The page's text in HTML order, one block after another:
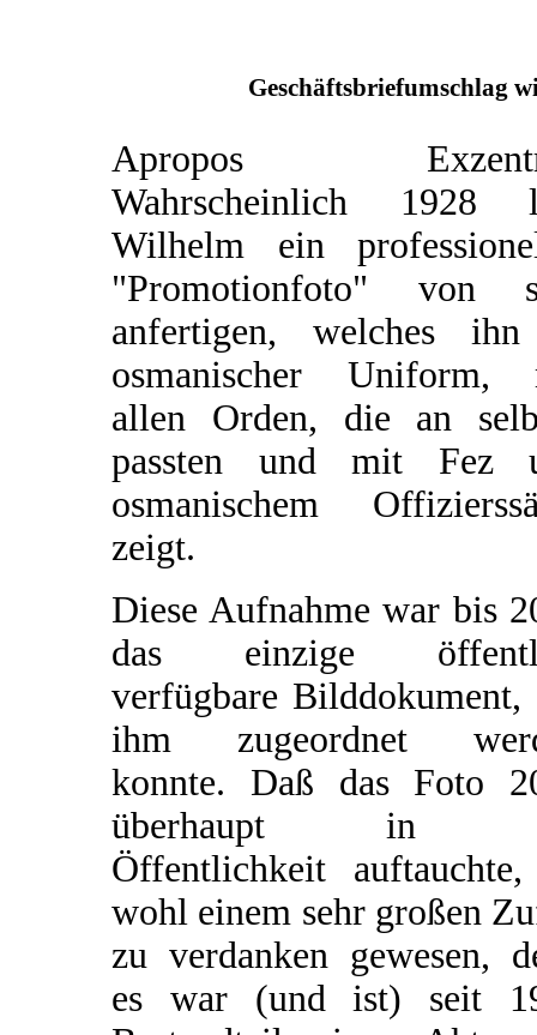
Geschäftsbriefumschlag
Apropos
Wahrscheinlich 1928
Wilhelm ein
"Promotionfoto" von
anfertigen, welches
osmanischer Uniform,
allen Orden, die an
passten und mit Fez
osmanischem
zeigt.
Diese Aufnahme war bis
das einzige
verfügbare Bilddokument,
ihm zugeordnet
konnte. Daß das Foto
überhaupt in
Öffentlichkeit
wohl einem sehr großen
zu verdanken gewesen,
es war (und ist) seit